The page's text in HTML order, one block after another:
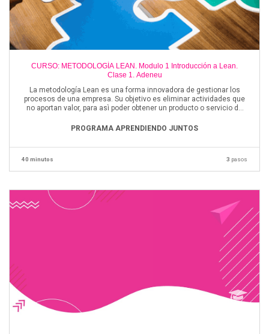
CURSO: METODOLOGÍA LEAN. Modulo 1 Introducción a Lean.
Clase 1. Adeneu
La metodología Lean es una forma innovadora de gestionar los
procesos de una empresa. Su objetivo es eliminar actividades que
no aportan valor, para asì poder obtener un producto o servicio de
PROGRAMA APRENDIENDO JUNTOS
40 minutos 3 pasos